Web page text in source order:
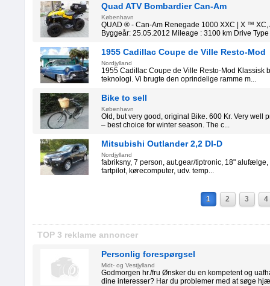
Quad ATV Bombardier Can-Am
København
QUAD ® - Can-Am Renegade 1000 XXC | X ™ XC,
Byggeår: 25.05.2012 Mileage : 3100 km Drive Type
1955 Cadillac Coupe de Ville Resto-Mod
Nordjylland
1955 Cadillac Coupe de Ville Resto-Mod Klassisk
teknologi. Vi brugte den oprindelige ramme m...
Bike to sell
København
Old, but very good, original Bike. 600 Kr. Very well
– best choice for winter season. The c...
Mitsubishi Outlander 2,2 DI-D
Nordjylland
fabriksny, 7 person, aut.gear/tiptronic, 18"
fartpilot, kørecomputer, udv. temp...
1 2 3 4
TOP 3 reklame annoncer
Personlig forespørgsel
Midt- og Vestjylland
Godmorgen hr./fru Ønsker du en kompetent og
dine interesser? Har du problemer med at søge